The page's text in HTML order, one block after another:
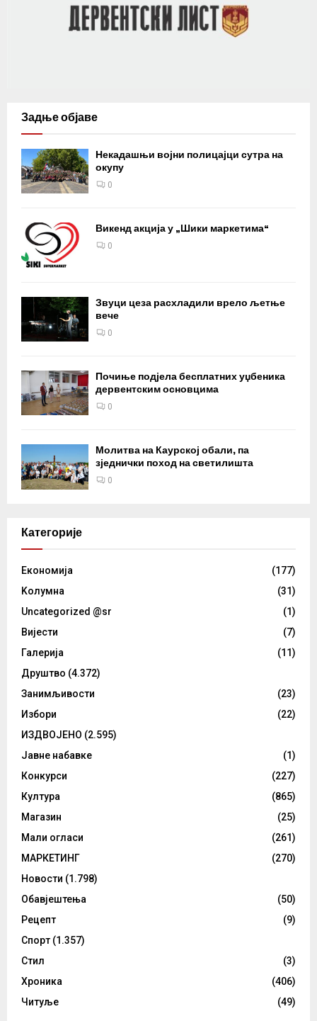
Задње објаве
Некадашњи војни полицајци сутра на
окупу
0
Викенд акција у „Шики маркетима“
0
Звуци цеза расхладили врело љетње
вече
0
Почиње подјела бесплатних уџбеника
дервентским основцима
0
Молитва на Каурској обали, па
зједнички поход на светилишта
0
Категорије
Eкономија
(177)
Kолумнa
(31)
Uncategorized @sr
(1)
Вијести
(7)
Галерија
(11)
Друштво (4.372)
Занимљивости
(23)
Избори
(22)
ИЗДВОЈЕНО (2.595)
Јавне набавке
(1)
Конкурси
(227)
Култура
(865)
Магазин
(25)
Мали огласи
(261)
МАРКЕТИНГ
(270)
Новости (1.798)
Обавјештења
(50)
Рецепт
(9)
Спорт (1.357)
Стил
(3)
Хроника
(406)
Читуље
(49)